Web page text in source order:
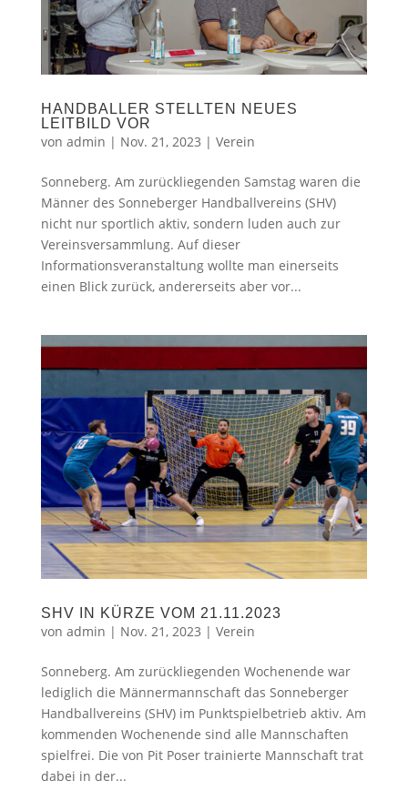
HANDBALLER STELLTEN NEUES
LEITBILD VOR
von admin | Nov. 21, 2023 | Verein
Sonneberg. Am zurückliegenden Samstag waren die
Männer des Sonneberger Handballvereins (SHV)
nicht nur sportlich aktiv, sondern luden auch zur
Vereinsversammlung. Auf dieser
Informationsveranstaltung wollte man einerseits
einen Blick zurück, andererseits aber vor...
SHV IN KÜRZE VOM 21.11.2023
von admin | Nov. 21, 2023 | Verein
Sonneberg. Am zurückliegenden Wochenende war
lediglich die Männermannschaft das Sonneberger
Handballvereins (SHV) im Punktspielbetrieb aktiv. Am
kommenden Wochenende sind alle Mannschaften
spielfrei. Die von Pit Poser trainierte Mannschaft trat
dabei in der...